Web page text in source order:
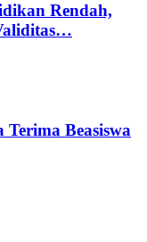
Rendah,
Beasiswa